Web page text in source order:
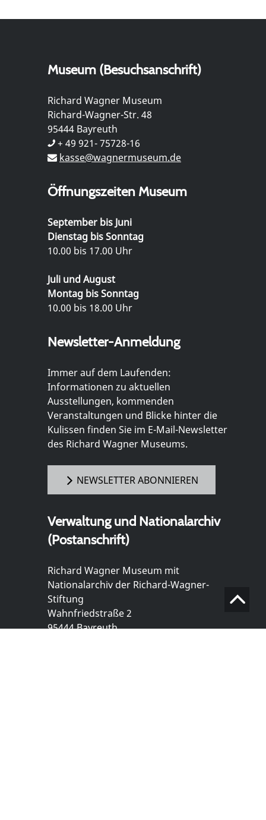
Museum (Besuchsanschrift)
Richard Wagner Museum
Richard-Wagner-Str. 48
95444 Bayreuth
+ 49 921- 75728-16
kasse@wagnermuseum.de
Öffnungszeiten Museum
September bis Juni
Dienstag bis Sonntag
10.00 bis 17.00 Uhr
Juli und August
Montag bis Sonntag
10.00 bis 18.00 Uhr
Newsletter-Anmeldung
Immer auf dem Laufenden:
Informationen zu aktuellen
Ausstellungen, kommenden
Veranstaltungen und Blicke hinter die
Kulissen finden Sie im E-Mail-Newsletter
des Richard Wagner Museums.
NEWSLETTER ABONNIEREN
Verwaltung und Nationalarchiv
(Postanschrift)
Richard Wagner Museum mit
Nationalarchiv der Richard-Wagner-
Stiftung
Wahnfriedstraße 2
95444 Bayreuth